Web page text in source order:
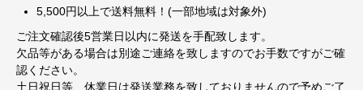
5,500円以上で送料無料！(一部地域は対象外)
ご注文確認後5営業日以内に発送を手配致します。
欠品等がある場合は別途ご連絡を致しますのでお手数ですがご確
認ください。
土日祝日等、休業日は発送業務を致しておりませんので予めご了